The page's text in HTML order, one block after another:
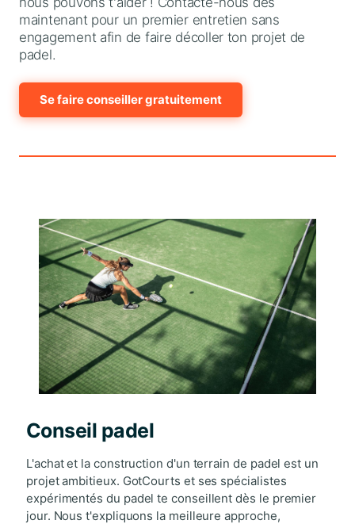
maintenant pour un premier entretien sans
engagement afin de faire décoller ton projet de
padel.
Se faire conseiller gratuitement
Conseil padel
L'achat et la construction d'un terrain de padel est un
projet ambitieux. GotCourts et ses spécialistes
expérimentés du padel te conseillent dès le premier
jour. Nous t'expliquons la meilleure approche,